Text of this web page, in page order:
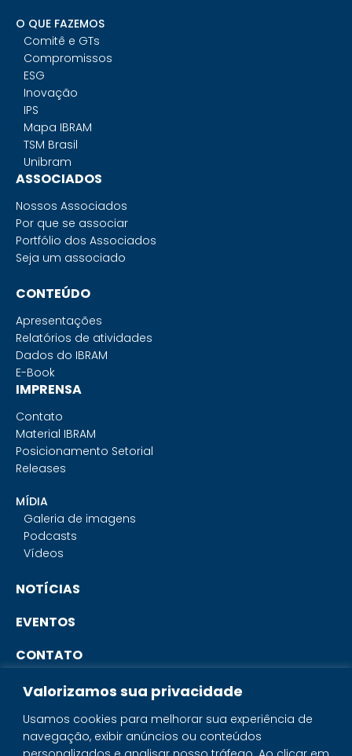
Valorizamos sua privacidade
Usamos cookies para melhorar sua experiência de
navegação, exibir anúncios ou conteúdos
O QUE FAZEMOS
Comitê e GTs
Compromissos
ESG
Inovação
IPS
Mapa IBRAM
TSM Brasil
Unibram
ASSOCIADOS
Nossos Associados
Por que se associar
Portfólio dos Associados
Seja um associado
CONTEÚDO
Apresentações
Relatórios de atividades
Dados do IBRAM
E-Book
IMPRENSA
Contato
Material IBRAM
Posicionamento Setorial
Releases
MÍDIA
Galeria de imagens
Podcasts
Vídeos
NOTÍCIAS
EVENTOS
CONTATO
PORTAL DO ASSOCIADO
SISTEMA IBRAM